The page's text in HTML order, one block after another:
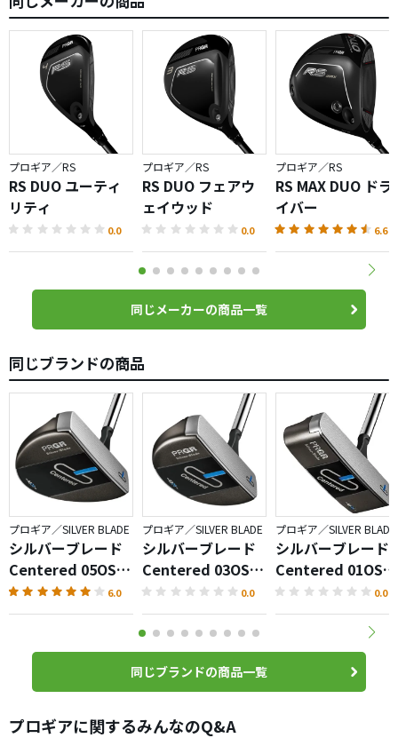
プロギア／RS
RS DUO ユーティ
リティ
0.0
プロギア／RS
RS DUO フェアウ
ェイウッド
0.0
プロギア／RS
RS MAX DUO ドラ
イバー
6.6
同じメーカーの商品一覧
同じブランドの商品
プロギア／SILVER BLADE
シルバーブレード
Centered 05OS
パター
6.0
プロギア／SILVER BLADE
シルバーブレード
Centered 03OS
パター
0.0
プロギア／SILVER BLADE
シルバーブレード
Centered 01OS
パター
0.0
同じブランドの商品一覧
プロギアに関するみんなのQ&A